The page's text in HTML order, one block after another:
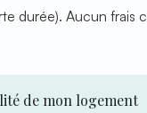
durée). Aucun frais
de mon logement